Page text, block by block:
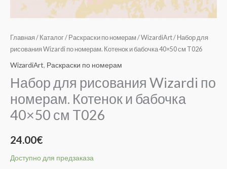
Главная / Каталог/ Раскраски по номерам /WizardiArt/ Набор для
рисования Wizardi по номерам. Котенок и бабочка 40×50 см T026
WizardiArt, Раскраски по номерам
Набор для рисования Wizardi по
номерам. Котенок и бабочка
40×50 см T026
24.00€
Доступно для предзаказа